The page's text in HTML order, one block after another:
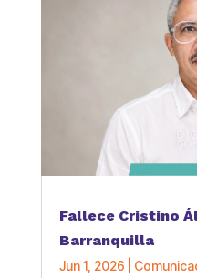
Fallece Cristino
Barranquilla
Jun 1, 2026